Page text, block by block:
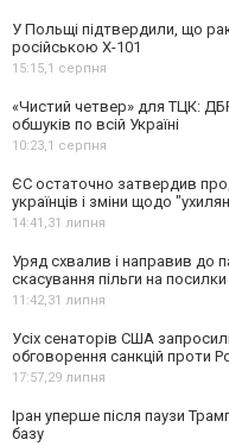
У Польщі підтвердили, що
російською Х-101
15:15,1 серпня
«Чистий четвер» для ТЦК:
обшуків по всій Україні
10:23,1 серпня
ЄС остаточно затвердив
українців і зміни щодо
14:41,31 липня
Уряд схвалив і направив до
скасування пільги на
11:42,31 липня
Усіх сенаторів США
обговорення санкцій проти
17:57,29 липня
Іран уперше після паузи
базу